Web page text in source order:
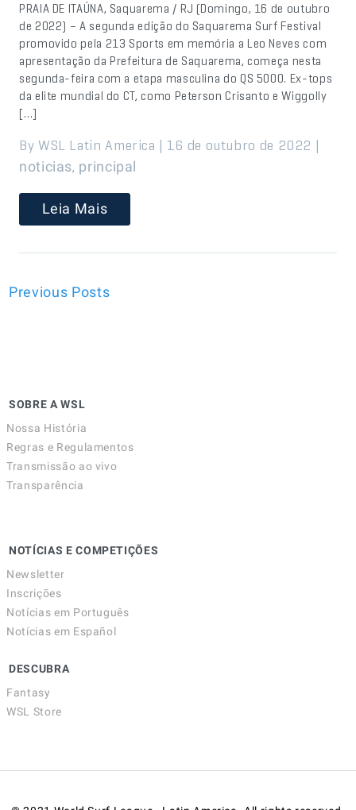
PRAIA DE ITAÚNA, Saquarema / RJ (Domingo, 16 de outubro
de 2022) – A segunda edição do Saquarema Surf Festival
promovido pela 213 Sports em memória a Leo Neves com
apresentação da Prefeitura de Saquarema, começa nesta
segunda-feira com a etapa masculina do QS 5000. Ex-tops
da elite mundial do CT, como Peterson Crisanto e Wiggolly
[…]
By WSL Latin America | 16 de outubro de 2022 |
noticias, principal
Leia Mais
Previous Posts
SOBRE A WSL
Nossa História
Regras e Regulamentos
Transmissão ao vivo
Transparência
NOTÍCIAS E COMPETIÇÕES
Newsletter
Inscrições
Notícias em Português
Notícias em Español
DESCUBRA
Fantasy
WSL Store